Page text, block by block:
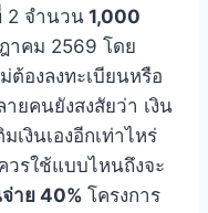
2 จำนวน1,000
าคม 2569 โดย
ต้องลงทะเบียนหรือ
ยคนยังสงสัยว่า เงิน
เงินเองอีกเท่าไหร่
วรใช้แบบไหนถึงจะ
าย 40% โครงการ